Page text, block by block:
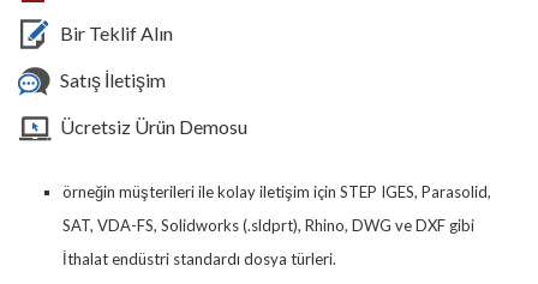
Bir Teklif Alın
Satış İletişim
Ücretsiz Ürün Demosu
örneğin müşterileri ile kolay iletişim için STEP IGES, Parasolid,
SAT, VDA-FS, Solidworks (.sldprt), Rhino, DWG ve DXF gibi
İthalat endüstri standardı dosya türleri.